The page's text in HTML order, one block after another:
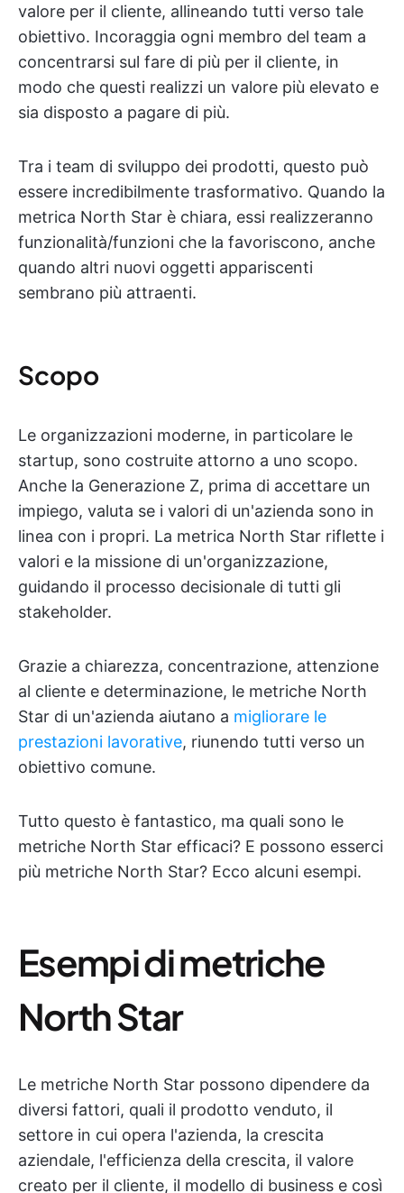
valore per il cliente, allineando tutti verso tale
obiettivo. Incoraggia ogni membro del team a
concentrarsi sul fare di più per il cliente, in
modo che questi realizzi un valore più elevato e
sia disposto a pagare di più.
Tra i team di sviluppo dei prodotti, questo può
essere incredibilmente trasformativo. Quando la
metrica North Star è chiara, essi realizzeranno
funzionalità/funzioni che la favoriscono, anche
quando altri nuovi oggetti appariscenti
sembrano più attraenti.
Scopo
Le organizzazioni moderne, in particolare le
startup, sono costruite attorno a uno scopo.
Anche la Generazione Z, prima di accettare un
impiego, valuta se i valori di un'azienda sono in
linea con i propri. La metrica North Star riflette i
valori e la missione di un'organizzazione,
guidando il processo decisionale di tutti gli
stakeholder.
Grazie a chiarezza, concentrazione, attenzione
al cliente e determinazione, le metriche North
Star di un'azienda aiutano a migliorare le
prestazioni lavorative, riunendo tutti verso un
obiettivo comune.
Tutto questo è fantastico, ma quali sono le
metriche North Star efficaci? E possono esserci
più metriche North Star? Ecco alcuni esempi.
Esempi di metriche
North Star
Le metriche North Star possono dipendere da
diversi fattori, quali il prodotto venduto, il
settore in cui opera l'azienda, la crescita
aziendale, l'efficienza della crescita, il valore
creato per il cliente, il modello di business e così